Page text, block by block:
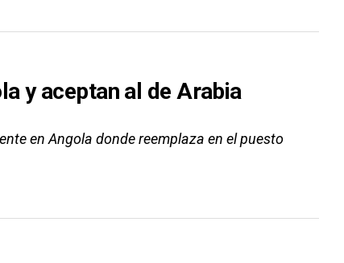
y aceptan al de Arabia
en Angola donde reemplaza en el puesto